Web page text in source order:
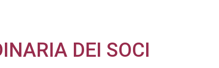
DEI SOCI